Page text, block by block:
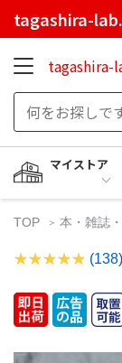
tagashira-
tagashira-
マイストア
TOP 本・雑誌
(138)